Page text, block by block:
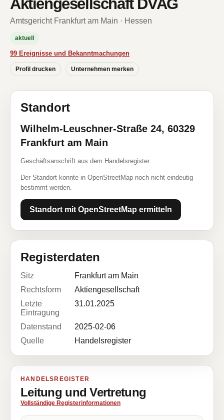
Aktiengesellschaft DVAG
Amtsgericht Frankfurt am Main · Hessen
aktuell
99 Ereignisse und Bekanntmachungen
Profil drucken Unternehmen merken
Standort
Wilhelm-Leuschner-Straße 24, 60329
Frankfurt am Main
Geschäftsanschrift aus dem Handelsregister
Der Standort konnte in OpenStreetMap noch nicht eindeutig
bestimmt werden.
Standort mit OpenStreetMap ermitteln
Registerdaten
Sitz
Frankfurt am Main
Rechtsform
Aktiengesellschaft
Letzte
Eintragung
31.01.2025
Datenstand
2025-02-06
Quelle
Handelsregister
HANDELSREGISTER
Leitung und Vertretung
Vollständige Registerinformationen